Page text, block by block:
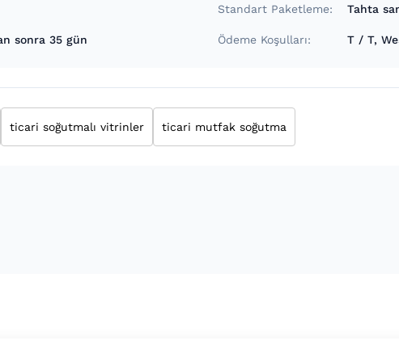
Standart Paketleme: Tahta
sonra 35 gün Ödeme Koşulları: T / T,
ticari soğutmalı vitrinler ticari mutfak soğutma